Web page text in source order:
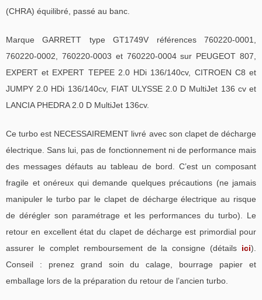
(CHRA) équilibré, passé au banc.
Marque GARRETT type GT1749V références 760220-0001,
760220-0002, 760220-0003 et 760220-0004 sur PEUGEOT 807,
EXPERT et EXPERT TEPEE 2.0 HDi 136/140cv, CITROEN C8 et
JUMPY 2.0 HDi 136/140cv, FIAT ULYSSE 2.0 D MultiJet 136 cv et
LANCIA PHEDRA 2.0 D MultiJet 136cv.
Ce turbo est NECESSAIREMENT livré avec son clapet de décharge
électrique. Sans lui, pas de fonctionnement ni de performance mais
des messages défauts au tableau de bord. C’est un composant
fragile et onéreux qui demande quelques précautions (ne jamais
manipuler le turbo par le clapet de décharge électrique au risque
de dérégler son paramétrage et les performances du turbo). Le
retour en excellent état du clapet de décharge est primordial pour
assurer le complet remboursement de la consigne (détails ici).
Conseil : prenez grand soin du calage, bourrage papier et
emballage lors de la préparation du retour de l’ancien turbo.